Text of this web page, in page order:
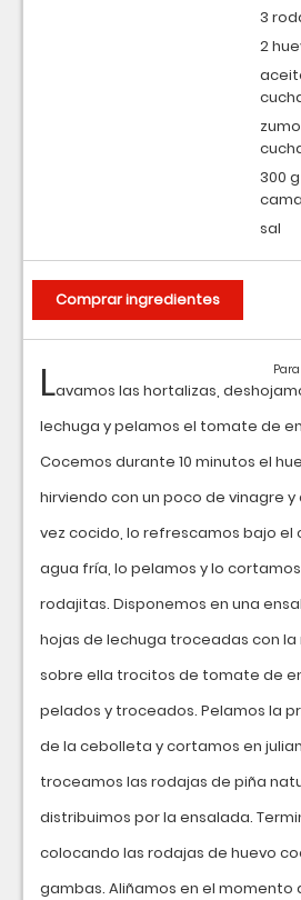
Lavamos las hortalizas,
lechuga y pelamos el tomate de
Cocemos durante 10 minutos el
hirviendo con un poco de vinagre y
vez cocido, lo refrescamos bajo el
agua fría, lo pelamos y lo
rodajitas. Disponemos en una
hojas de lechuga troceadas con la
sobre ella trocitos de tomate de
pelados y troceados. Pelamos la
de la cebolleta y cortamos en
troceamos las rodajas de piña
distribuimos por la ensalada.
colocando las rodajas de huevo
gambas. Aliñamos en el momento
3
2
300
sal
Comprar ingredientes